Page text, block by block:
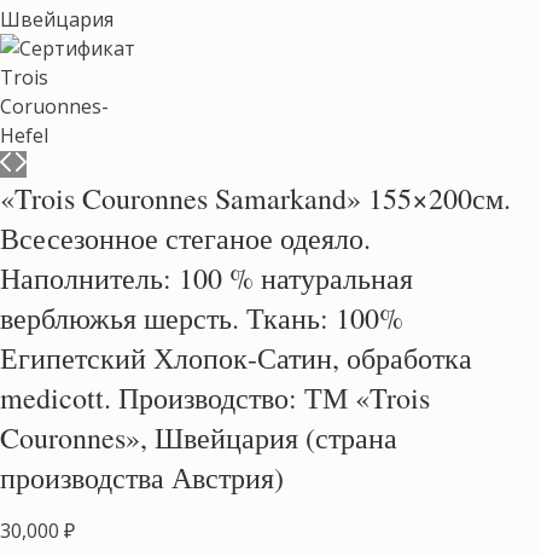
«Trois Couronnes Samarkand» 155×200см.
Всесезонное стеганое одеяло.
Наполнитель: 100 % натуральная
верблюжья шерсть. Ткань: 100%
Египетский Хлопок-Сатин, обработка
medicott. Производство: ТМ «Trois
Couronnes», Швейцария (страна
производства Австрия)
30,000 ₽